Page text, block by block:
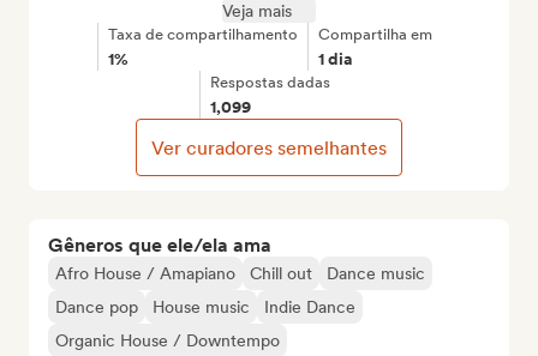
Gêneros que ele/ela ama
Afro House / Amapiano Chill out
Dance music
Dance pop
House music
Indie Dance
Organic House / Downtempo
Veja mais
Taxa de compartilhamento
1%
Compartilha em
1 dia
Respostas dadas
1,099
Ver curadores semelhantes